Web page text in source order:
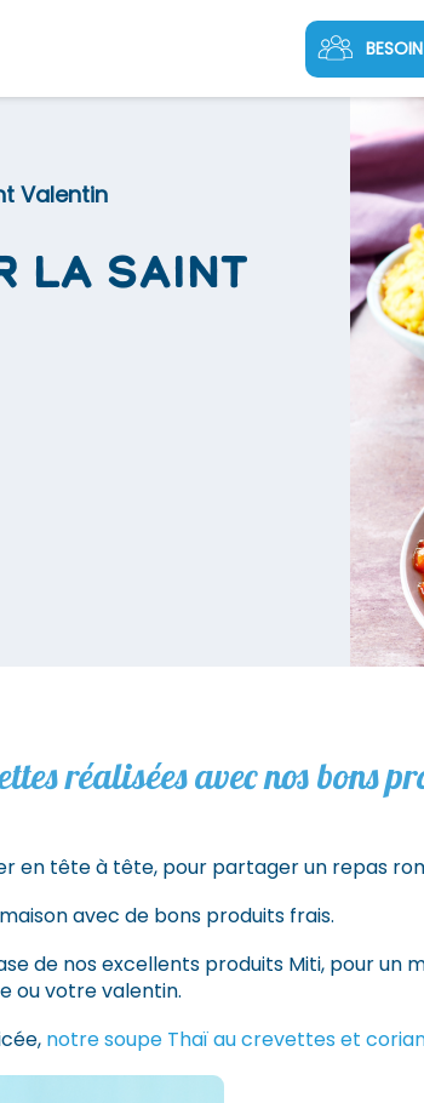
Valentin
la Saint
réalisées avec nos bons
en tête à tête, pour partager un repas
avec de bons produits frais.
de nos excellents produits Miti, pour un
ou votre valentin.
notre soupe Thaï au crevettes et